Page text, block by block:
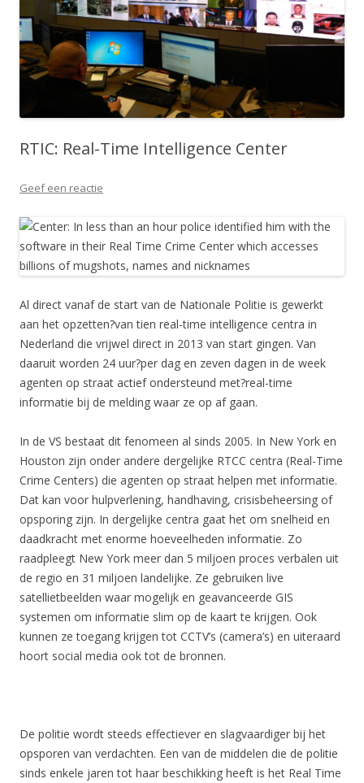
RTIC: Real-Time Intelligence Center
Geef een reactie
Al direct vanaf de start van de Nationale Politie is gewerkt
aan het opzetten?van tien real-time intelligence centra in
Nederland die vrijwel direct in 2013 van start gingen. Van
daaruit worden 24 uur?per dag en zeven dagen in de week
agenten op straat actief ondersteund met?real-time
informatie bij de melding waar ze op af gaan.
In de VS bestaat dit fenomeen al sinds 2005. In New York en
Houston zijn onder andere dergelijke RTCC centra (Real-Time
Crime Centers) die agenten op straat helpen met informatie.
Dat kan voor hulpverlening, handhaving, crisisbeheersing of
opsporing zijn. In dergelijke centra gaat het om snelheid en
daadkracht met enorme hoeveelheden informatie. Zo
raadpleegt New York meer dan 5 miljoen proces verbalen uit
de regio en 31 miljoen landelijke. Ze gebruiken live
satellietbeelden waar mogelijk en geavanceerde GIS
systemen om informatie slim op de kaart te krijgen. Ook
kunnen ze toegang krijgen tot CCTV’s (camera’s) en uiteraard
hoort social media ook tot de bronnen.
De politie wordt steeds effectiever en slagvaardiger bij het
opsporen van verdachten. Een van de middelen die de politie
sinds enkele jaren tot haar beschikking heeft is het Real Time